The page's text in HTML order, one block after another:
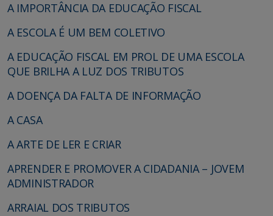
A IMPORTÂNCIA DA EDUCAÇÃO FISCAL
A ESCOLA É UM BEM COLETIVO
A EDUCAÇÃO FISCAL EM PROL DE UMA ESCOLA
QUE BRILHA A LUZ DOS TRIBUTOS
A DOENÇA DA FALTA DE INFORMAÇÃO
A CASA
A ARTE DE LER E CRIAR
APRENDER E PROMOVER A CIDADANIA – JOVEM
ADMINISTRADOR
ARRAIAL DOS TRIBUTOS